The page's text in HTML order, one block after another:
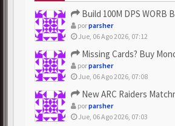
Build 100M DPS WORB Bomb Elementalist
porparsher
Jue, 06 Ago 2026, 07:12
Missing Cards? Buy Monopoly Go Happy
porparsher
Jue, 06 Ago 2026, 07:08
New ARC Raiders Matchmaking Update:
porparsher
Jue, 06 Ago 2026, 07:03